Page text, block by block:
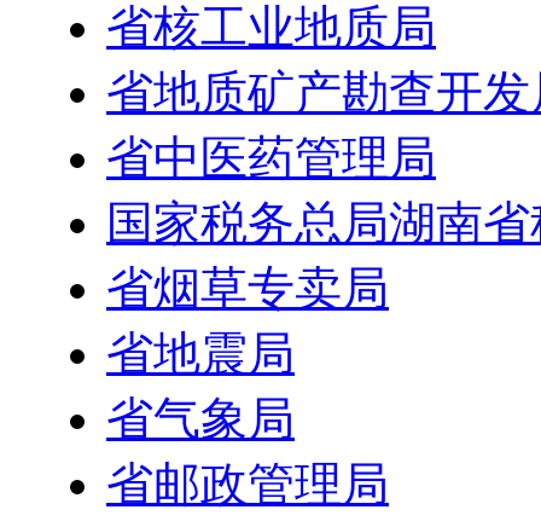
省核工业地质局
省地质矿产勘查开发
省中医药管理局
国家税务总局湖南
省烟草专卖局
省地震局
省气象局
省邮政管理局